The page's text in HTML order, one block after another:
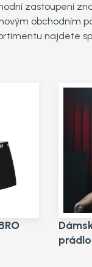
zastoupení
obchodním
najdete